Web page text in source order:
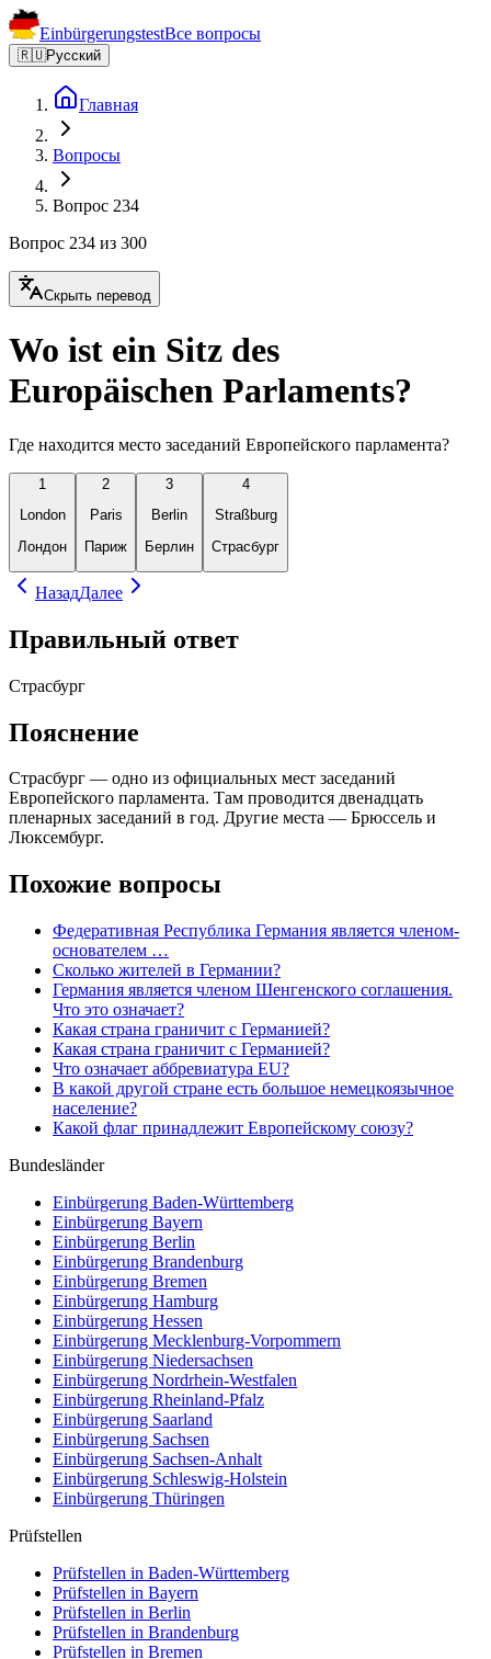
EinbürgerungstestВсе вопросы
🇷🇺Русский
Главная
Вопросы
Вопрос 234
Вопрос 234 из 300
Скрыть перевод
Wo ist ein Sitz des
Europäischen Parlaments?
Где находится место заседаний Европейского парламента?
1
London
Лондон
2
Paris
Париж
3
Berlin
Берлин
4
Straßburg
Страсбург
НазадДалее
Правильный ответ
Страсбург
Пояснение
Страсбург — одно из официальных мест заседаний
Европейского парламента. Там проводится двенадцать
пленарных заседаний в год. Другие места — Брюссель и
Люксембург.
Похожие вопросы
Федеративная Республика Германия является членом-
основателем …
Сколько жителей в Германии?
Германия является членом Шенгенского соглашения.
Что это означает?
Какая страна граничит с Германией?
Какая страна граничит с Германией?
Что означает аббревиатура EU?
В какой другой стране есть большое немецкоязычное
население?
Какой флаг принадлежит Европейскому союзу?
Bundesländer
Einbürgerung Baden-Württemberg
Einbürgerung Bayern
Einbürgerung Berlin
Einbürgerung Brandenburg
Einbürgerung Bremen
Einbürgerung Hamburg
Einbürgerung Hessen
Einbürgerung Mecklenburg-Vorpommern
Einbürgerung Niedersachsen
Einbürgerung Nordrhein-Westfalen
Einbürgerung Rheinland-Pfalz
Einbürgerung Saarland
Einbürgerung Sachsen
Einbürgerung Sachsen-Anhalt
Einbürgerung Schleswig-Holstein
Einbürgerung Thüringen
Prüfstellen
Prüfstellen in Baden-Württemberg
Prüfstellen in Bayern
Prüfstellen in Berlin
Prüfstellen in Brandenburg
Prüfstellen in Bremen